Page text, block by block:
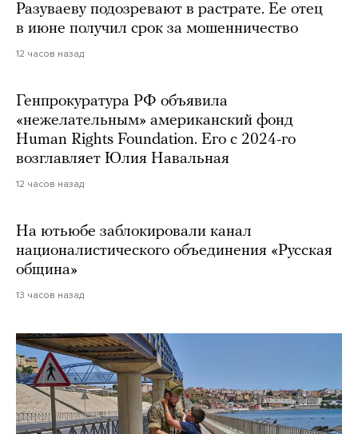
Разуваеву подозревают в растрате. Ее отец
в июне получил срок за мошенничество
12 часов назад
Генпрокуратура РФ объявила
«нежелательным» американский фонд
Human Rights Foundation. Его с 2024-го
возглавляет Юлия Навальная
12 часов назад
На ютьюбе заблокировали канал
националистического объединения «Русская
община»
13 часов назад